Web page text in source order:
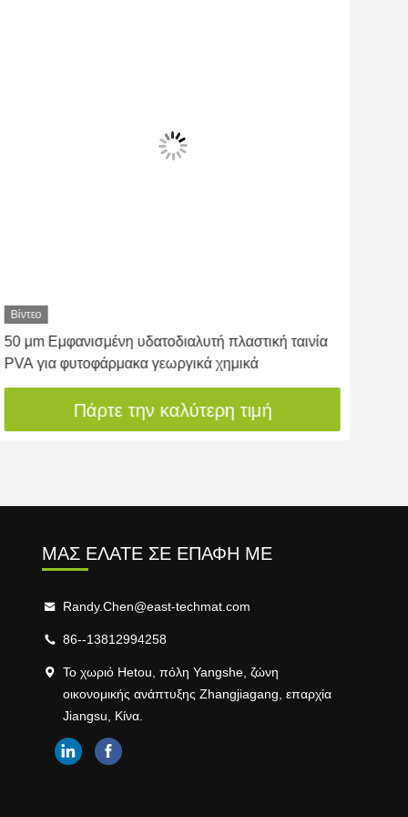
Βίντεο
50 μm Εμφανισμένη υδατοδιαλυτή πλαστική ταινία
PVA για φυτοφάρμακα γεωργικά χημικά
Πάρτε την καλύτερη τιμή
ΜΑΣ ΕΛΆΤΕ ΣΕ ΕΠΑΦΉ ΜΕ
Randy.Chen@east-techmat.com
86--13812994258
Το χωριό Hetou, πόλη Yangshe, ζώνη
οικονομικής ανάπτυξης Zhangjiagang, επαρχία
Jiangsu, Κίνα.